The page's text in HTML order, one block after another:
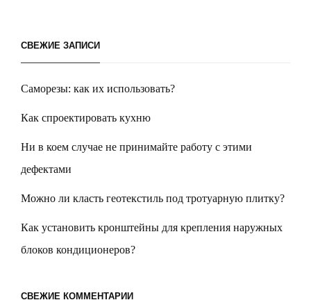
СВЕЖИЕ ЗАПИСИ
Саморезы: как их использовать?
Как спроектировать кухню
Ни в коем случае не принимайте работу с этими
дефектами
Можно ли класть геотекстиль под тротуарную плитку?
Как установить кронштейны для крепления наружных
блоков кондиционеров?
СВЕЖИЕ КОММЕНТАРИИ